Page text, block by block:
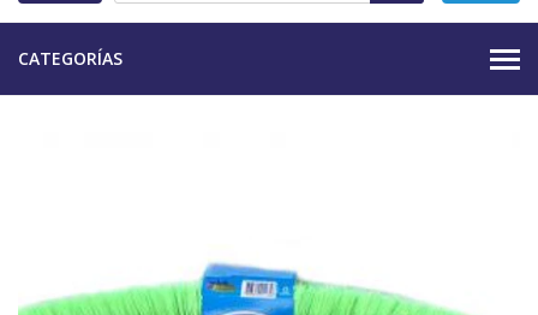
CATEGORÍAS